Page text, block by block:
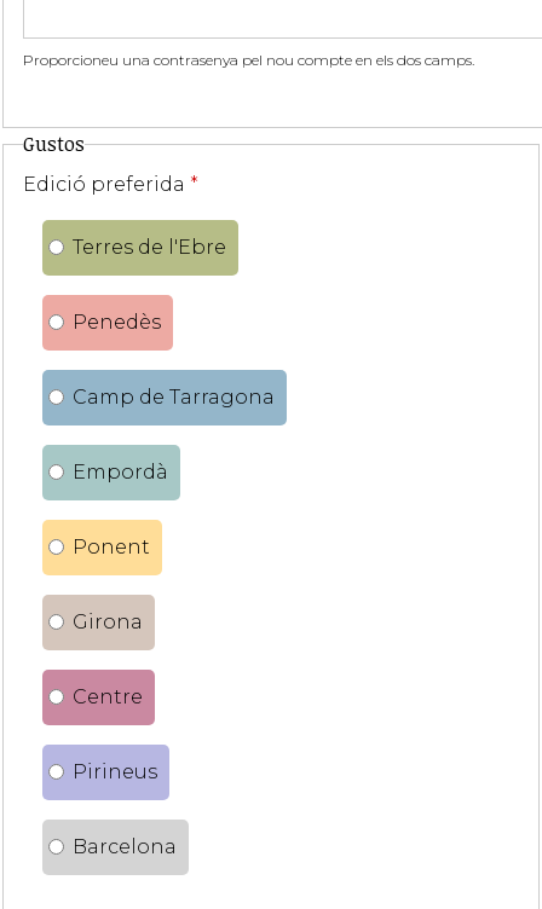
Proporcioneu una contrasenya pel nou compte en els dos camps.
Gustos
Edició preferida *
Terres de l'Ebre
Penedès
Camp de Tarragona
Empordà
Ponent
Girona
Centre
Pirineus
Barcelona